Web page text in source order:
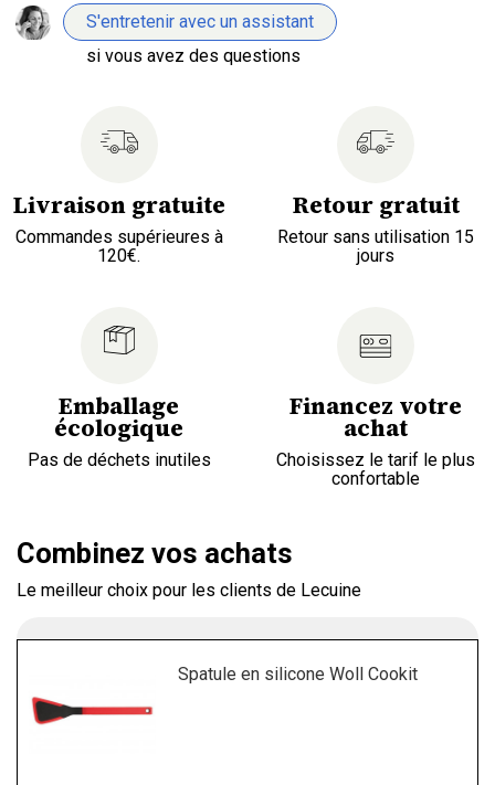
S'entretenir avec un assistant
si vous avez des questions
Livraison gratuite
Commandes supérieures à
120€.
Retour gratuit
Retour sans utilisation 15
jours
Emballage
écologique
Pas de déchets inutiles
Financez votre
achat
Choisissez le tarif le plus
confortable
Combinez vos achats
Le meilleur choix pour les clients de Lecuine
Spatule en silicone Woll Cookit